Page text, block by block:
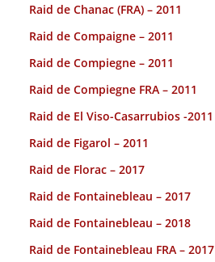
Raid de Chanac (FRA) – 2011
Raid de Compaigne – 2011
Raid de Compiegne – 2011
Raid de Compiegne FRA – 2011
Raid de El Viso-Casarrubios -2011
Raid de Figarol – 2011
Raid de Florac – 2017
Raid de Fontainebleau – 2017
Raid de Fontainebleau – 2018
Raid de Fontainebleau FRA – 2017